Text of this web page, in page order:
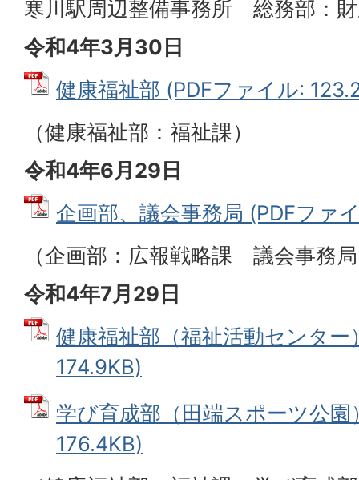
寒川駅周辺整備事務所 総務部：
令和4年3月30日
健康福祉部 (PDFファイル:
（健康福祉部：福祉課）
令和4年6月29日
企画部、議会事務局 (PDFファ
（企画部：広報戦略課 議会事務
令和4年7月29日
健康福祉部（福祉活動センター
174.9KB)
学び育成部（田端スポーツ公園
176.4KB)